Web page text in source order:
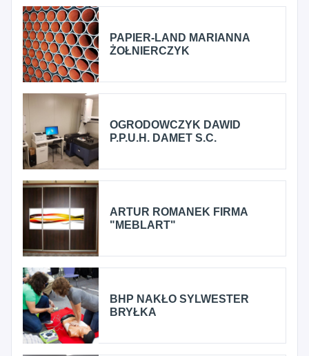
PAPIER-LAND MARIANNA
ŻOŁNIERCZYK
OGRODOWCZYK DAWID
P.P.U.H. DAMET S.C.
ARTUR ROMANEK FIRMA
"MEBLART"
BHP NAKŁO SYLWESTER
BRYŁKA